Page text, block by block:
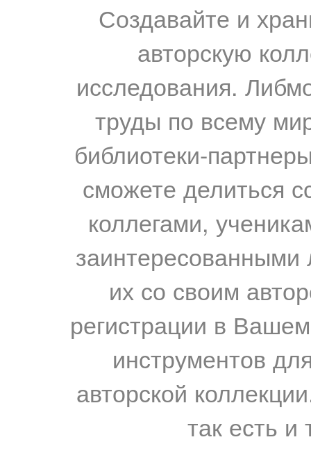
Создавайте и
авторскую
исследования.
труды по всему
библиотеки-
сможете делиться
коллегами,
их со своим
регистрации в
инструментов
авторской
так есть и